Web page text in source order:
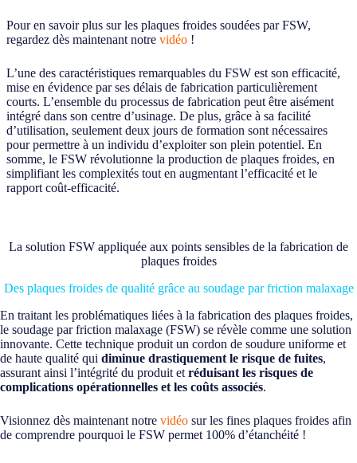
Pour en savoir plus sur les plaques froides soudées par FSW,
regardez dès maintenant notre vidéo !
L’une des caractéristiques remarquables du FSW est son efficacité,
mise en évidence par ses délais de fabrication particulièrement
courts. L’ensemble du processus de fabrication peut être aisément
intégré dans son centre d’usinage. De plus, grâce à sa facilité
d’utilisation, seulement deux jours de formation sont nécessaires
pour permettre à un individu d’exploiter son plein potentiel. En
somme, le FSW révolutionne la production de plaques froides, en
simplifiant les complexités tout en augmentant l’efficacité et le
rapport coût-efficacité.
La solution FSW appliquée aux points sensibles de la fabrication de
plaques froides
Des plaques froides de qualité grâce au soudage par friction malaxage
En traitant les problématiques liées à la fabrication des plaques froides,
le soudage par friction malaxage (FSW) se révèle comme une solution
innovante. Cette technique produit un cordon de soudure uniforme et
de haute qualité qui diminue drastiquement le risque de fuites,
assurant ainsi l’intégrité du produit et réduisant les risques de
complications opérationnelles et les coûts associés.
Visionnez dès maintenant notre vidéo sur les fines plaques froides afin
de comprendre pourquoi le FSW permet 100% d’étanchéité !